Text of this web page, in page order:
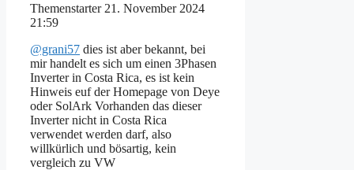
Themenstarter 21. November 2024
21:59
@grani57 dies ist aber bekannt, bei
mir handelt es sich um einen 3Phasen
Inverter in Costa Rica, es ist kein
Hinweis euf der Homepage von Deye
oder SolArk Vorhanden das dieser
Inverter nicht in Costa Rica
verwendet werden darf, also
willkürlich und bösartig, kein
vergleich zu VW